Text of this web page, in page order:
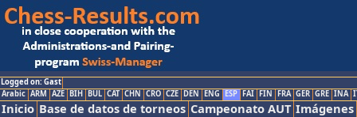
Logged on: Gast
Arabic ARM AZE BIH BUL CAT CHN CRO CZE DEN ENG ESP FAI FIN FRA GER GRE INA
Inicio Base de datos de torneos Campeonato AUT Imágenes